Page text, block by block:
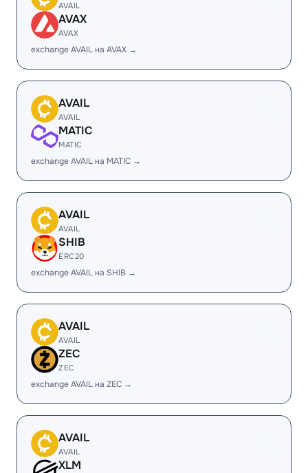
AVAIL
AVAX
AVAX
exchange AVAIL на AVAX →
AVAIL
AVAIL
MATIC
MATIC
exchange AVAIL на MATIC →
AVAIL
AVAIL
SHIB
ERC20
exchange AVAIL на SHIB →
AVAIL
AVAIL
ZEC
ZEC
exchange AVAIL на ZEC →
AVAIL
AVAIL
XLM